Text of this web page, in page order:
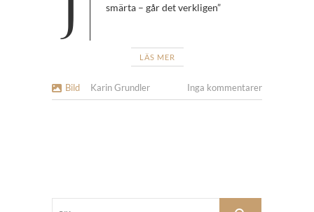
smärta – går det verkligen”
LÄS MER
Bild Karin Grundler Inga kommentarer